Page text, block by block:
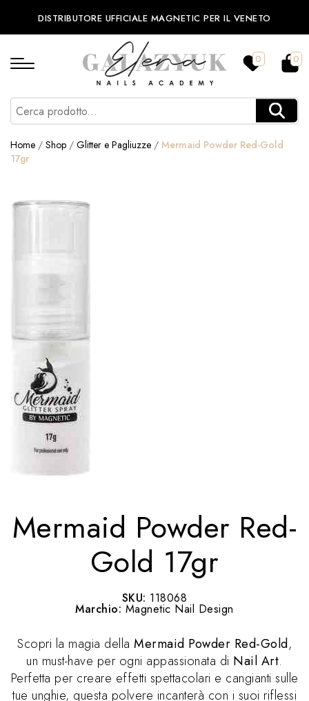
DISTRIBUTORE UFFICIALE MAGNETIC PER IL VENETO
0 0
Home / Shop / Glitter e Pagliuzze / Mermaid Powder Red-Gold
17gr
Mermaid Powder Red-
Gold 17gr
SKU: 118068
Marchio: Magnetic Nail Design
Scopri la magia della Mermaid Powder Red-Gold,
un must-have per ogni appassionata di Nail Art.
Perfetta per creare effetti spettacolari e cangianti sulle
tue unghie, questa polvere incanterà con i suoi riflessi